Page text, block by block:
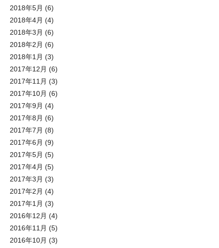
2018年5月 (6)
2018年4月 (4)
2018年3月 (6)
2018年2月 (6)
2018年1月 (3)
2017年12月 (6)
2017年11月 (3)
2017年10月 (6)
2017年9月 (4)
2017年8月 (6)
2017年7月 (8)
2017年6月 (9)
2017年5月 (5)
2017年4月 (5)
2017年3月 (3)
2017年2月 (4)
2017年1月 (3)
2016年12月 (4)
2016年11月 (5)
2016年10月 (3)